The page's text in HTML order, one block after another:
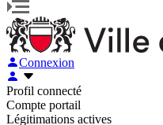
Connexion
Profil connecté
Compte portail
Légitimations actives